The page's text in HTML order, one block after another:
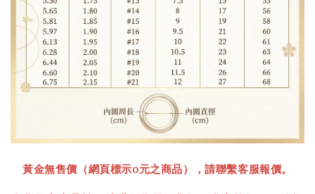
黃金無售價（網頁標示0元之商品），請聯繫客服報價。